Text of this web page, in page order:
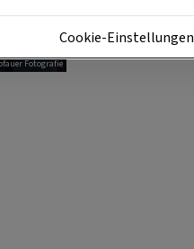
Fotografie
Cookie-Einstellungen